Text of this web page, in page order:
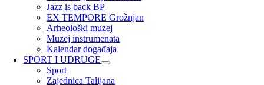
Jazz is back BP
EX TEMPORE Grožnjan
Arheološki muzej
Muzej instrumenata
Kalendar događaja
SPORT I UDRUGE
Sport
Zajednica Talijana